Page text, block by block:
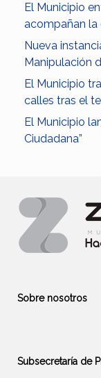
El Municipio
acompañan
Nueva
Manipulación
El Municipio
calles tras el
El Municipio
Ciudadana”
Sobre nosotros
Subsecretaría de